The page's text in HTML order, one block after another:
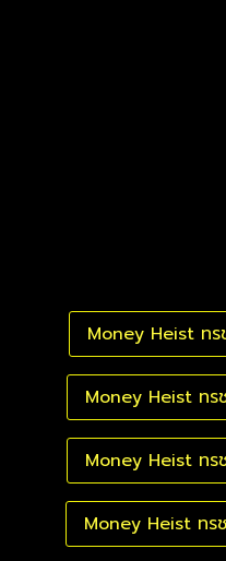
Money Heist ทร
Money Heist ทร
Money Heist ทร
Money Heist ทร